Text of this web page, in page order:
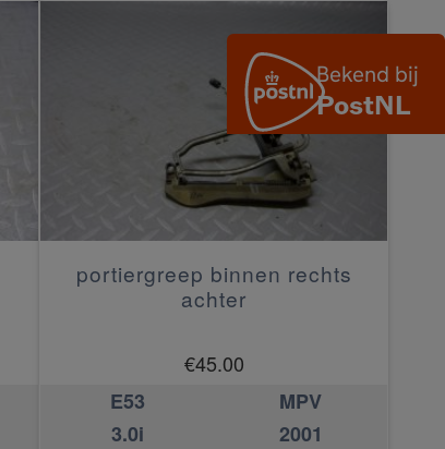
portiergreep binnen rechts
achter
€45.00
E53
MPV
3.0i
2001